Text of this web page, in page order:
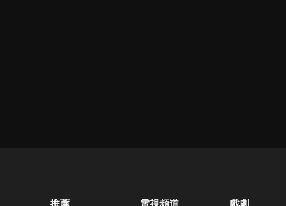
推薦 電視頻道 戲劇